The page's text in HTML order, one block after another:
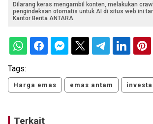
Dilarang keras mengambil konten, melakukan
pengindeksan otomatis untuk AI di situs web ini
Kantor Berita ANTARA.
Tags:
Harga emas emas antam
Terkait